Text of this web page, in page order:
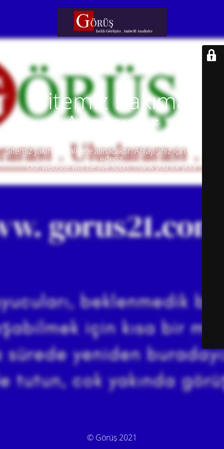
Sitemiz Bakıma
Alınmıştır
Sitemiz yakında faaliyete alınacaktır. Anlayışınız için teşekkür
ederiz.
Our website will be live soon. Thank you for your
understanding.
© Görüş 2021